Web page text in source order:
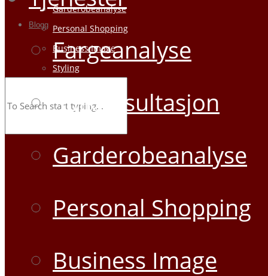
Garderobeanalyse
Personal Shopping
Business Image
Styling
Blogg
Fargeanalyse
Stilkonsultasjon
Garderobeanalyse
Personal Shopping
Business Image